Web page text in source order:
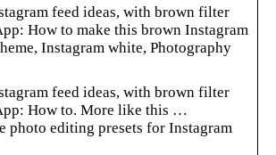
feed ideas, with brown filter
How to make this brown Instagram
Instagram white, Photography
feed ideas, with brown filter
How to. More like this …
photo editing presets for Instagram